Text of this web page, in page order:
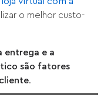
o melhor custo-
entrega e a
são fatores
.